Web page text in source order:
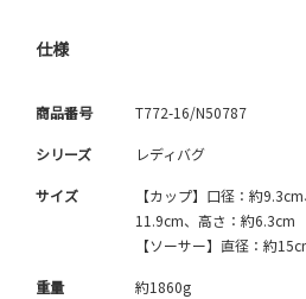
仕様
商品番号 T772-16/N50787
シリーズ レディバグ
サイズ
【カップ】口径：約
11.9cm、高さ：約6.3cm
【ソーサー】直径：約
重量 約1860g